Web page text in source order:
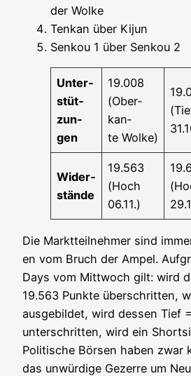
der Wolke
Ten­kan über Kijun
Sen­kou 1 über Sen­kou 2
Unter­
stüt­
zun­
gen
19.008
(Ober­
kan­
te Wolke)
Wider­
stän­de
19.563
(Hoch
06.11.)
Die Markt­teil­neh­mer sind
en vom Bruch der Ampel.
Days vom Mitt­woch gilt: wird
19.563 Punk­te über­schrit­ten,
aus­ge­bil­det, wird des­sen Tief
unter­schrit­ten, wird ein
Poli­ti­sche Bör­sen haben zwar
das unwür­di­ge Gezer­re um